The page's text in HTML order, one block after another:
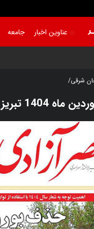
عناوین اخبار جامعه
شرقی/